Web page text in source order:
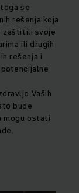
se
rešenja koja
zaštitili svoje
ili drugih
rešenja i
Vaših
bude
mogu ostati